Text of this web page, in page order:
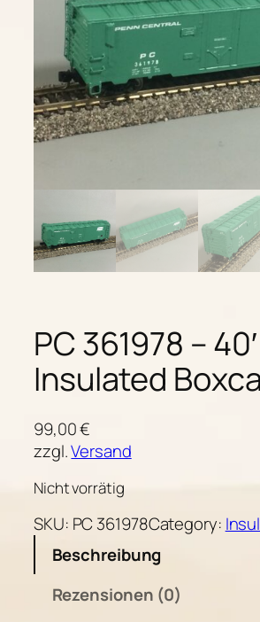
PC 361978 – 40′
Insulated
99,00€
zzgl.Versand
Nicht vorrätig
SKU: PC 361978Category:
Beschreibung
Rezensionen (0)